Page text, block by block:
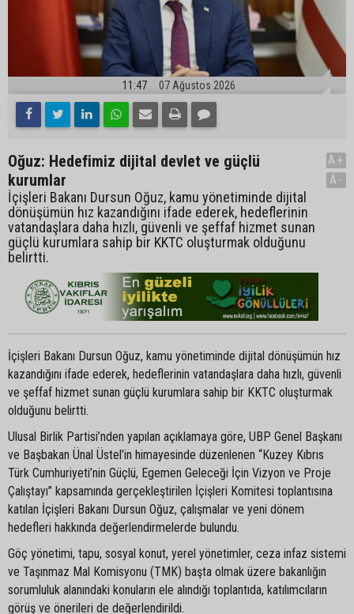
11:47 07 Ağustos 2026
Oğuz: Hedefimiz dijital devlet ve güçlü
kurumlar
İçişleri Bakanı Dursun Oğuz, kamu yönetiminde dijital
dönüşümün hız kazandığını ifade ederek, hedeflerinin
vatandaşlara daha hızlı, güvenli ve şeffaf hizmet sunan
güçlü kurumlara sahip bir KKTC oluşturmak olduğunu
belirtti.
A+
A-
İçişleri Bakanı Dursun Oğuz, kamu yönetiminde dijital dönüşümün hız
kazandığını ifade ederek, hedeflerinin vatandaşlara daha hızlı, güvenli
ve şeffaf hizmet sunan güçlü kurumlara sahip bir KKTC oluşturmak
olduğunu belirtti.
Ulusal Birlik Partisi’nden yapılan açıklamaya göre, UBP Genel Başkanı
ve Başbakan Ünal Üstel’in himayesinde düzenlenen “Kuzey Kıbrıs
Türk Cumhuriyeti’nin Güçlü, Egemen Geleceği İçin Vizyon ve Proje
Çalıştayı” kapsamında gerçekleştirilen İçişleri Komitesi toplantısına
katılan İçişleri Bakanı Dursun Oğuz, çalışmalar ve yeni dönem
hedefleri hakkında değerlendirmelerde bulundu.
Göç yönetimi, tapu, sosyal konut, yerel yönetimler, ceza infaz sistemi
ve Taşınmaz Mal Komisyonu (TMK) başta olmak üzere bakanlığın
sorumluluk alanındaki konuların ele alındığı toplantıda, katılımcıların
görüş ve önerileri de değerlendirildi.